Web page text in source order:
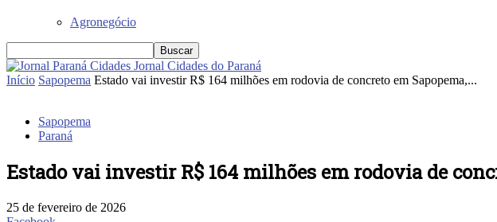
Agronegócio
Jornal Cidades do Paraná
Início Sapopema Estado vai investir R$ 164 milhões em rodovia de concreto em Sapopema,...
Sapopema
Paraná
Estado vai investir R$ 164 milhões em rodovia de
25 de fevereiro de 2026